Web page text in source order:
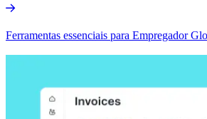
Ferramentas essenciais para Empregador